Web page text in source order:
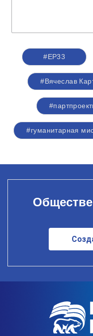
#ЕР33
#Вячеслав
#гуманитарная